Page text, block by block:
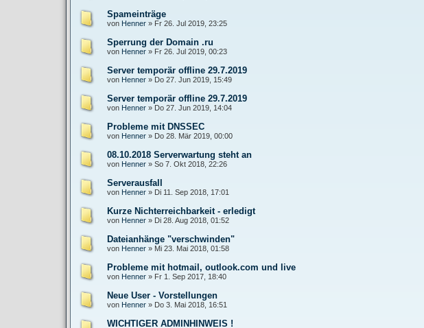
Spameinträge
von Henner » Fr 26. Jul 2019, 23:25
Sperrung der Domain .ru
von Henner » Fr 26. Jul 2019, 00:23
Server temporär offline 29.7.2019
von Henner » Do 27. Jun 2019, 15:49
Server temporär offline 29.7.2019
von Henner » Do 27. Jun 2019, 14:04
Probleme mit DNSSEC
von Henner » Do 28. Mär 2019, 00:00
08.10.2018 Serverwartung steht an
von Henner » So 7. Okt 2018, 22:26
Serverausfall
von Henner » Di 11. Sep 2018, 17:01
Kurze Nichterreichbarkeit - erledigt
von Henner » Di 28. Aug 2018, 01:52
Dateianhänge "verschwinden"
von Henner » Mi 23. Mai 2018, 01:58
Probleme mit hotmail, outlook.com und live
von Henner » Fr 1. Sep 2017, 18:40
Neue User - Vorstellungen
von Henner » Do 3. Mai 2018, 16:51
WICHTIGER ADMINHINWEIS !